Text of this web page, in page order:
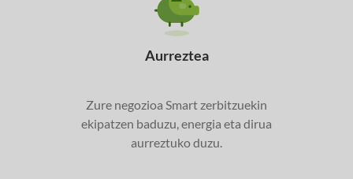
Aurreztea
Zure negozioa Smart zerbitzuekin
ekipatzen baduzu, energia eta dirua
aurreztuko duzu.